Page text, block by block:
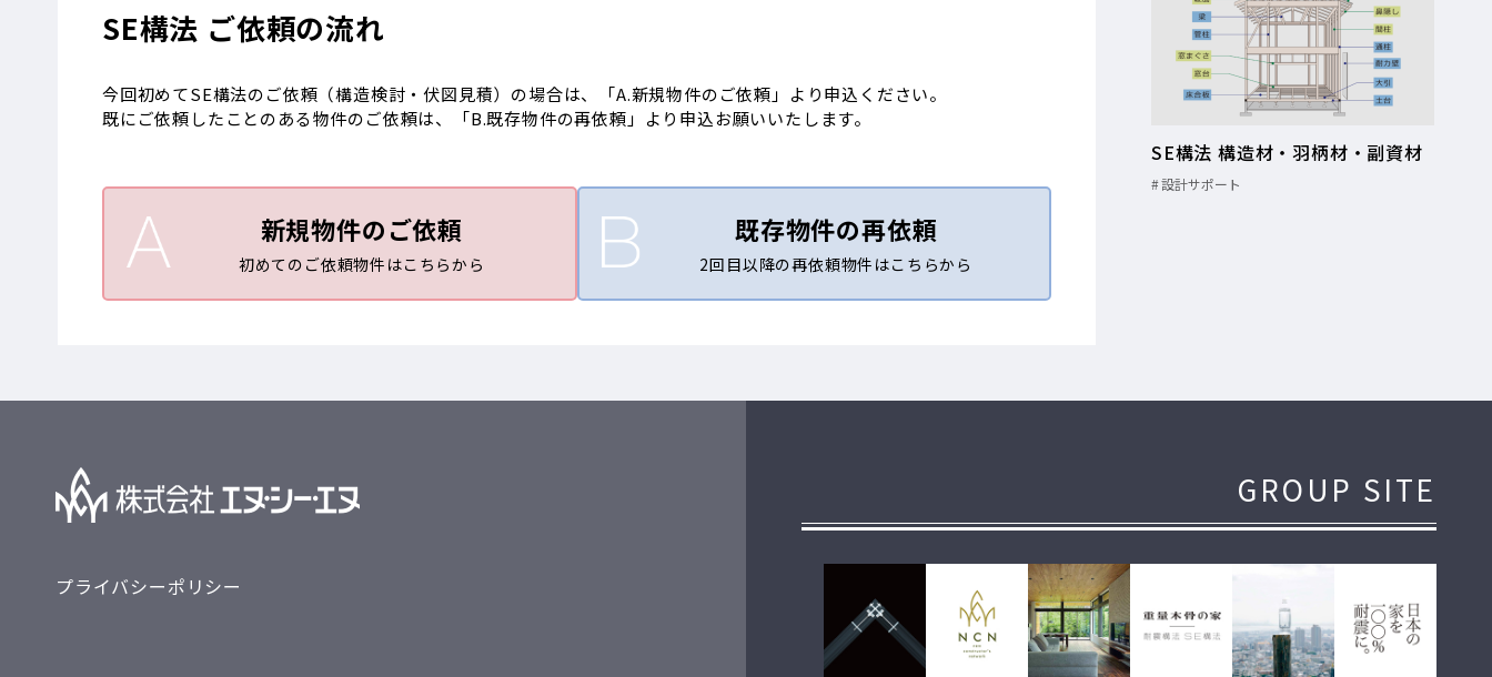
SE構法 ご依頼の流れ
今回初めてSE構法のご依頼（構造検討・伏図見積）の場合は、「A.新規物件のご依頼」より申込ください。
既にご依頼したことのある物件のご依頼は、「B.既存物件の再依頼」より申込お願いいたします。
新規物件のご依頼
初めてのご依頼物件はこちらから
既存物件の再依頼
2回目以降の再依頼物件はこちらから
SE構法 構造材・羽柄材・副資材
設計サポート
GROUP SITE
プライバシーポリシー